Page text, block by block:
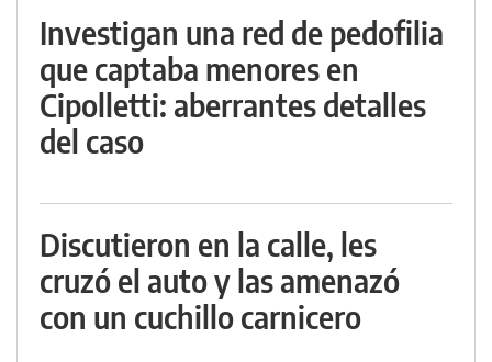
Investigan una red de pedofilia
que captaba menores en
Cipolletti: aberrantes detalles
del caso
Discutieron en la calle, les
cruzó el auto y las amenazó
con un cuchillo carnicero